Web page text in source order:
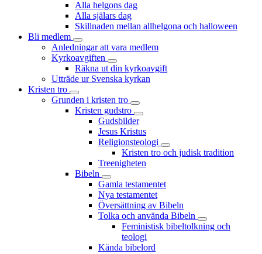
Alla helgons dag
Alla själars dag
Skillnaden mellan allhelgona och halloween
Bli medlem
Anledningar att vara medlem
Kyrkoavgiften
Räkna ut din kyrkoavgift
Utträde ur Svenska kyrkan
Kristen tro
Grunden i kristen tro
Kristen gudstro
Gudsbilder
Jesus Kristus
Religionsteologi
Kristen tro och judisk tradition
Treenigheten
Bibeln
Gamla testamentet
Nya testamentet
Översättning av Bibeln
Tolka och använda Bibeln
Feministisk bibeltolkning och
teologi
Kända bibelord